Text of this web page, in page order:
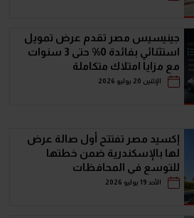
جينيسيس مصر تقدم عرض تمويل
استثنائي بفائدة 0% حتى 3 سنوات
مع مزايا امتلاك متكاملة
الإثنين 20 يوليو 2026
إكسيد مصر تفتتح أول صالة عرض
لها بالإسكندرية ضمن خطتها
للتوسع في المحافظات
الأحد 19 يوليو 2026